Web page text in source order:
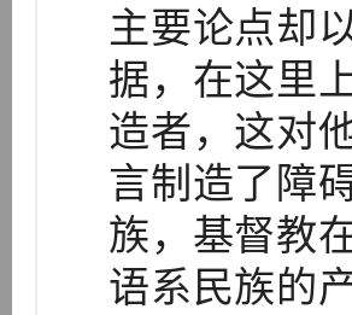
主要论点却
据，在这里
造者，这对
言制造了障
族，基督教
语系民族的